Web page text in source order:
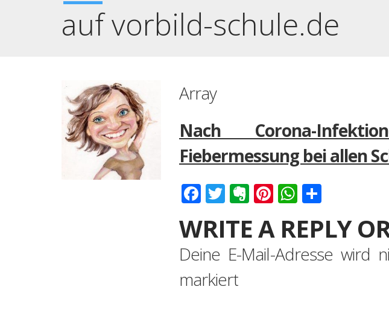
auf vorbild-schule.de
Array
Nach Corona-
Fiebermessung bei allen
Facebook
Twitter
Evernote
Pinterest
WhatsApp
WRITE A REPLY
Deine E-Mail-Adresse wird
markiert